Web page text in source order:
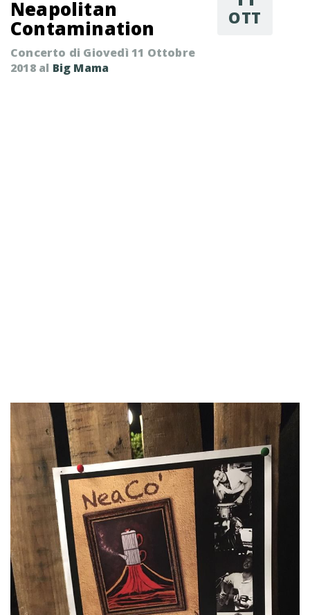
Neapolitan
Contamination
Concerto di Giovedì 11 Ottobre
2018 al Big Mama
OTT